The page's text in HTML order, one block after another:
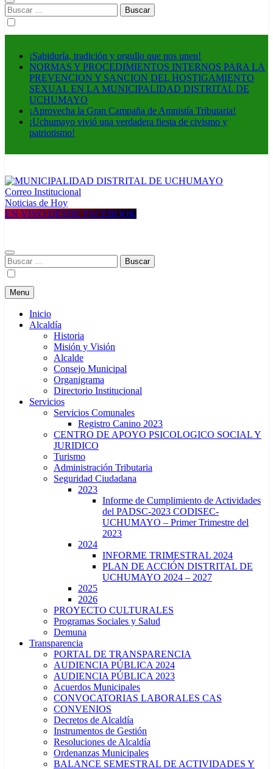
Buscar:
¡Sabiduría, tradición y orgullo que nos unen!
NORMAS Y PROCEDIMIENTOS INTERNOS PARA LA
PREVENCION Y SANCION DEL HOSTIGAMIENTO
SEXUAL EN LA MUNICIPALIDAD DISTRITAL DE
UCHUMAYO
¡Aprovecha la Gran Campaña de Amnistía Tributaria!
¡Uchumayo vivió una verdadera fiesta de civismo y
patriotismo!
MUNICIPALIDAD DISTRITAL DE UCHUMAYO
Construyendo una nueva Historia
Correo Institucional
Noticias de Hoy
EN VIVO DESDE FACEBOOK
Buscar:
Menu
Inicio
Alcaldía
Historia
Misión y Visión
Alcalde
Consejo Municipal
Organigrama
Directorio Institucional
Servicios
Servicios Comunales
Registro Canino 2023
CENTRO DE APOYO PSICOLOGICO SOCIAL Y
JURIDICO
Turismo
Administración Tributaria
Seguridad Ciudadana
2023
Informe de Cumplimiento de Actividades
del PADSC-2023 CODISEC-
UCHUMAYO – Primer Trimestre del
2023
2024
INFORME TRIMESTRAL 2024
PLAN DE ACCIÓN DISTRITAL DE
UCHUMAYO 2024 – 2027
2025
2026
PROYECTO CULTURALES
Programas Sociales y Salud
Demuna
Transparencia
PORTAL DE TRANSPARENCIA
AUDIENCIA PÚBLICA 2024
AUDIENCIA PÚBLICA 2023
Acuerdos Municipales
CONVOCATORIAS LABORALES CAS
CONVENIOS
Decretos de Alcaldía
Instrumentos de Gestión
Resoluciones de Alcaldía
Ordenanzas Municipales
BALANCE SEMESTRAL DE ACTIVIDADES Y